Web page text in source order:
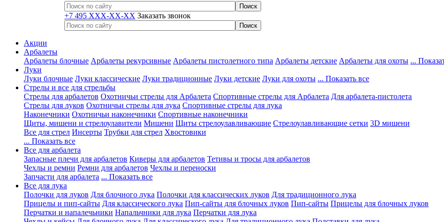
+7 495 XXX-XX-XX Заказать звонок
Акции
Арбалеты
Арбалеты блочные Арбалеты рекурсивные Арбалеты пистолетного типа Арбалеты детские Арбалеты для охоты ...
Луки
Луки блочные Луки классические Луки традиционные Луки детские Луки для охоты ... Показать все
Стрелы и все для стрельбы
Стрелы для арбалетов Охотничьи стрелы для Арбалета Спортивные стрелы для Арбалета Для арбалета-пистолета
Стрелы для луков Охотничьи стрелы для лука Спортивные стрелы для лука
Наконечники Охотничьи наконечники Спортивные наконечники
Щиты, мишени и стрелоулавители Мишени Щиты стрелоулавливающие Стрелоулавливающие сетки 3D мишени
Все для стрел Инсерты Трубки для стрел Хвостовики
... Показать все
Все для арбалета
Запасные плечи для арбалетов Киверы для арбалетов Тетивы и тросы для арбалетов
Чехлы и ремни Ремни для арбалетов Чехлы и переноски
Запчасти для арбалета ... Показать все
Все для лука
Полочки для луков Для блочного лука Полочки для классических луков Для традиционного лука
Прицелы и пип-сайты Для классического лука Пип-сайты для блочных луков Пип-сайты Прицелы для блочных луков
Перчатки и напалечьники Напальчники для лука Перчатки для лука